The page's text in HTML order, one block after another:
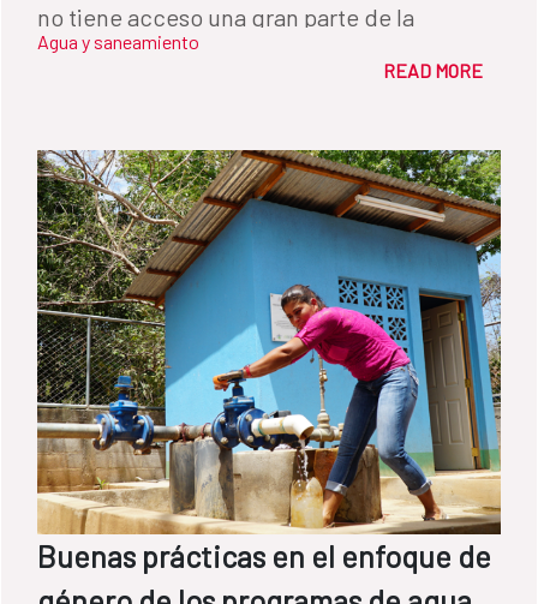
no tiene acceso una gran parte de la
población mundial.
Agua y saneamiento
READ MORE
Buenas prácticas en el enfoque de